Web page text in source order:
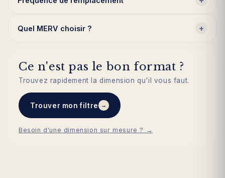
Quel MERV choisir ? +
Ce n'est pas le bon format ?
Trouvez rapidement la dimension qu'il vous faut.
Trouver mon filtre →
Besoin d'une dimension sur mesure ? →